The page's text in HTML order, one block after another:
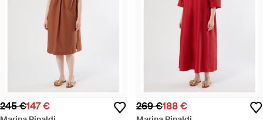
245 €147 € 269 €188 €